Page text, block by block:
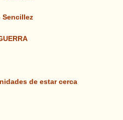
Sencillez
de estar cerca